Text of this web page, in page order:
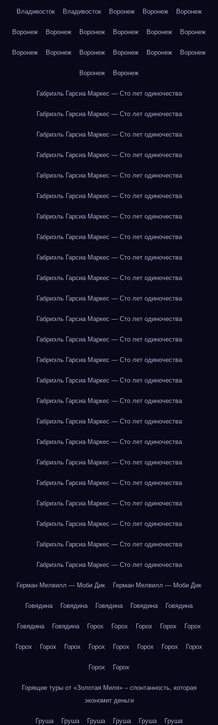
Владивосток Владивосток Воронеж Воронеж Воронеж
Воронеж Воронеж Воронеж Воронеж Воронеж Воронеж
Воронеж Воронеж Воронеж Воронеж Воронеж Воронеж
Воронеж Воронеж
Габриэль Гарсиа Маркес — Сто лет одиночества
Габриэль Гарсиа Маркес — Сто лет одиночества
Габриэль Гарсиа Маркес — Сто лет одиночества
Габриэль Гарсиа Маркес — Сто лет одиночества
Габриэль Гарсиа Маркес — Сто лет одиночества
Габриэль Гарсиа Маркес — Сто лет одиночества
Габриэль Гарсиа Маркес — Сто лет одиночества
Габриэль Гарсиа Маркес — Сто лет одиночества
Габриэль Гарсиа Маркес — Сто лет одиночества
Габриэль Гарсиа Маркес — Сто лет одиночества
Габриэль Гарсиа Маркес — Сто лет одиночества
Габриэль Гарсиа Маркес — Сто лет одиночества
Габриэль Гарсиа Маркес — Сто лет одиночества
Габриэль Гарсиа Маркес — Сто лет одиночества
Габриэль Гарсиа Маркес — Сто лет одиночества
Габриэль Гарсиа Маркес — Сто лет одиночества
Габриэль Гарсиа Маркес — Сто лет одиночества
Габриэль Гарсиа Маркес — Сто лет одиночества
Габриэль Гарсиа Маркес — Сто лет одиночества
Габриэль Гарсиа Маркес — Сто лет одиночества
Габриэль Гарсиа Маркес — Сто лет одиночества
Габриэль Гарсиа Маркес — Сто лет одиночества
Габриэль Гарсиа Маркес — Сто лет одиночества
Габриэль Гарсиа Маркес — Сто лет одиночества
Герман Мелвилл — Моби Дик Герман Мелвилл — Моби Дик
Говядина Говядина Говядина Говядина Говядина
Говядина Говядина Горох Горох Горох Горох Горох
Горох Горох Горох Горох Горох Горох Горох Горох
Горох Горох
Горящие туры от «Золотая Миля» – спонтанность, которая
экономит деньги
Груша Груша Груша Груша Груша Груша